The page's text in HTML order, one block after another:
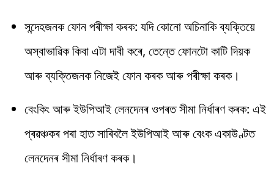
সন্দেহজনক ফোন পৰীক্ষা কৰক: যদি কোনো অচিনাকি ব্যক্তিয়ে
অস্বাভাৱিক কিবা এটা দাবী কৰে, তেন্তে ফোনটো কাটি দিয়ক
আৰু ব্যক্তিজনক নিজেই ফোন কৰক আৰু পৰীক্ষা কৰক।
বেংকিং আৰু ইউপিআই লেনদেনৰ ওপৰত সীমা নিৰ্ধাৰণ কৰক: এই
প্ৰৱঞ্চকৰ পৰা হাত সাৰিবলৈ ইউপিআই আৰু বেংক একাউণ্টত
লেনদেনৰ সীমা নিৰ্ধাৰণ কৰক।